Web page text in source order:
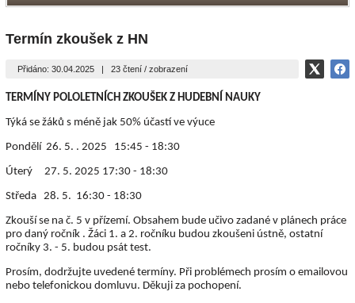
Termín zkoušek z HN
Přidáno: 30.04.2025 | 23 čtení / zobrazení
TERMÍNY POLOLETNÍCH ZKOUŠEK Z HUDEBNÍ NAUKY
Týká se žáků s méně jak 50% účastí ve výuce
Pondělí 26. 5. . 2025 15:45 - 18:30
Úterý 27. 5. 2025 17:30 - 18:30
Středa 28. 5. 16:30 - 18:30
Zkouší se na č. 5 v přízemí. Obsahem bude učivo zadané v plánech práce
pro daný ročník . Žáci 1. a 2. ročníku budou zkoušeni ústně, ostatní
ročníky 3. - 5. budou psát test.
Prosím, dodržujte uvedené termíny. Při problémech prosím o emailovou
nebo telefonickou domluvu. Děkuji za pochopení.